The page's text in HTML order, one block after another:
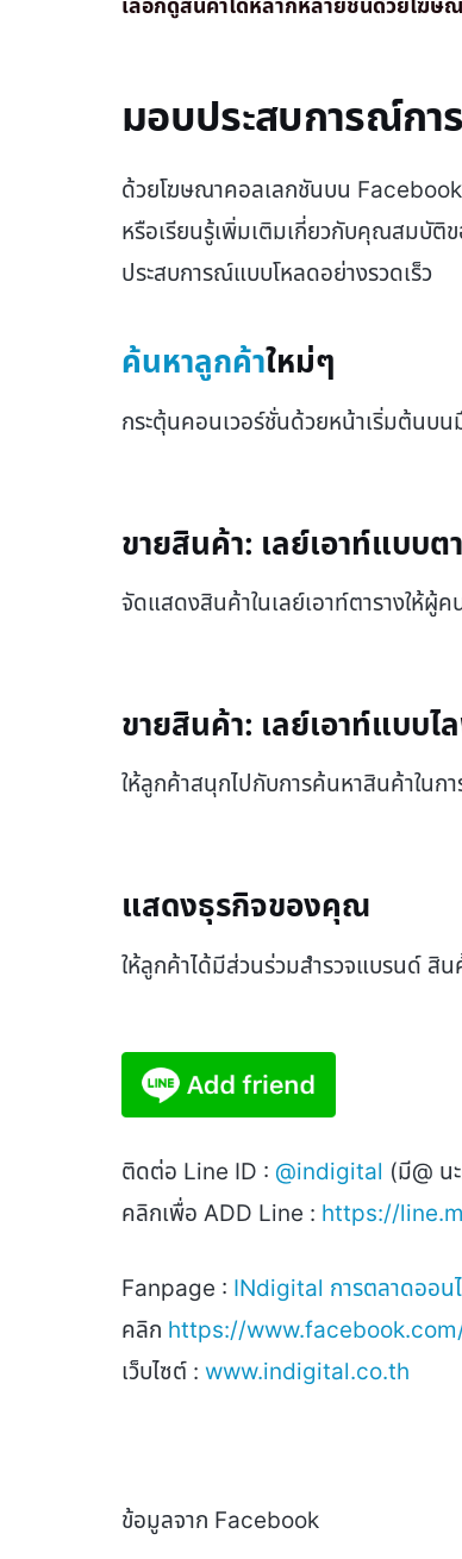
มอบประสบการณ์กา
ด้วยโฆษณาคอลเลกชันบน
หรือเรียนรู้เพิ่มเติมเกี่ยวกับคุณสมบัติข
ประสบการณ์แบบโหลดอย่างรวดเร็ว
ค้นหาลูกค้าใหม่ๆ
กระตุ้นคอนเวอร์ชั่นด้วยหน้าเริ่มต้นบน
ขายสินค้า: เลย์เอาท์แบบต
จัดแสดงสินค้าในเลย์เอาท์ตารางให้ผู้
ขายสินค้า: เลย์เอาท์แบบไ
ให้ลูกค้าสนุกไปกับการค้นหาสินค้าในก
แสดงธุรกิจของคุณ
ให้ลูกค้าได้มีส่วนร่วมสำรวจแบรนด์ สิ
ติดต่อ Line ID : @indigital (มี@ น
คลิกเพื่อ ADD Line : https://
Fanpage : INdigital การตลาดออน
คลิก https://
เว็บไซต์ : www.indigital.co.th
ข้อมูลจาก Facebook